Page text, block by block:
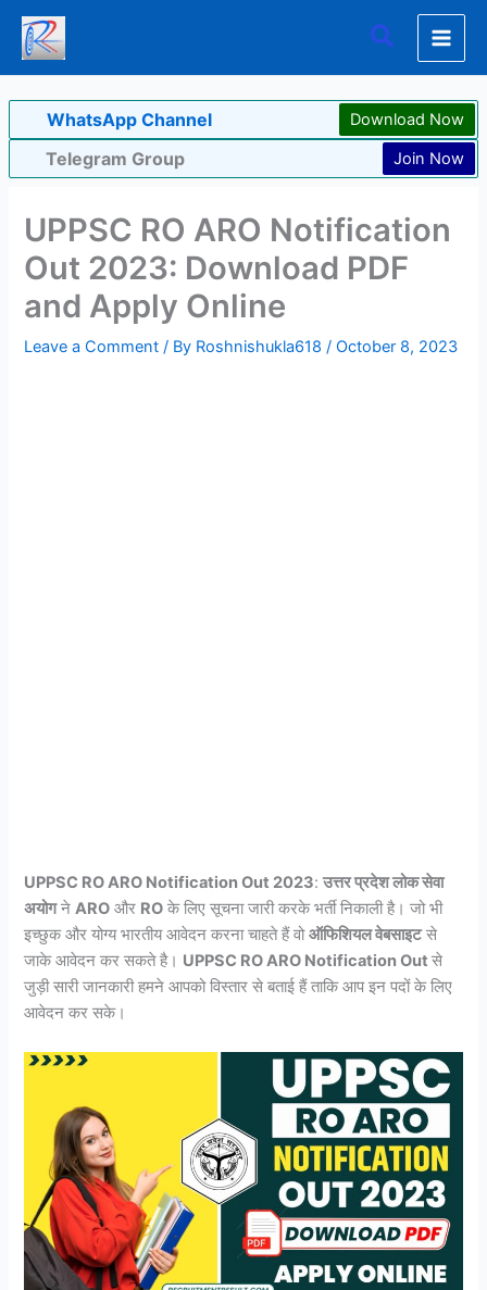
Skip
content
Search
WhatsApp Channel Download Now
Telegram Group Join Now
UPPSC RO ARO Notification
Out 2023: Download PDF
and Apply Online
Leave a Comment / By Roshnishukla618/October 8, 2023
UPPSC RO ARO Notification Out 2023:उत्तर प्रदेश लोक सेवा
अयोगनेARO और RO के लिए सूचना जारी करके भर्ती निकाली है। जो भी
इच्छुक और योग्य भारतीय आवेदन करना चाहते हैं वोऑफिशियल वेबसाइटसे
जाके आवेदन कर सकते है। UPPSC RO ARO Notification Outसे
जुड़ी सारी जानकारी हमने आपको विस्तार से बताई हैं ताकि आप इन पदों के लिए
आवेदन कर सके।